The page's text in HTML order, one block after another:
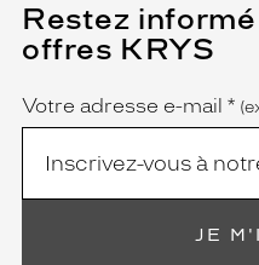
Restez
offres KRYS
Name
Votre adresse e-mail *
(Ce
champ
est
obligatoire)
JE